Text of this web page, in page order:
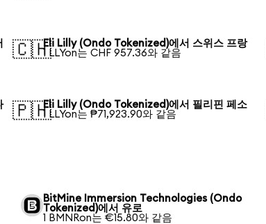
🇨🇭Eli Lilly (Ondo Tokenized)에서 스위스 프랑
1 LLYon는 CHF 957.36와 같음
🇵🇭Eli Lilly (Ondo Tokenized)에서 필리핀 페소
1 LLYon는 ₱71,923.90와 같음
BitMine Immersion Technologies (Ondo
Tokenized)에서 유로
1 BMNRon는 €15.80와 같음